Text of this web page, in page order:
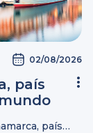
02/08/2026
país
país